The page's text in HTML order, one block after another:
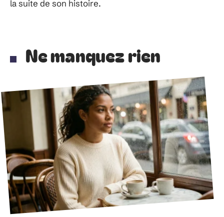
la suite de son histoire.
Ne manquez rien